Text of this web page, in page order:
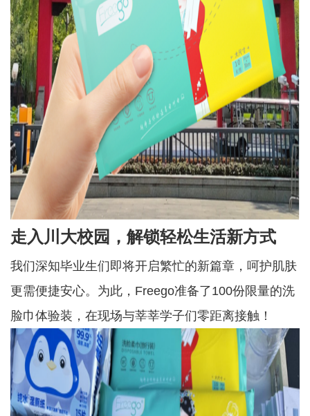
走入川大校园， 解锁轻松生活新方式
我们深知毕业生们即将开启繁忙的新篇章，呵护肌肤
更需便捷安心。为此， Freego准备了100份限量的洗
脸巾体验装，在现场与莘莘学子们零距离接触！